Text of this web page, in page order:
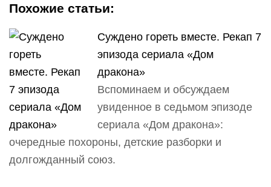
Похожие статьи:
Суждено гореть вместе. Рекап 7
эпизода сериала «Дом
дракона»
Вспоминаем и обсуждаем
увиденное в седьмом эпизоде
сериала «Дом дракона»:
очередные похороны, детские разборки и
долгожданный союз.